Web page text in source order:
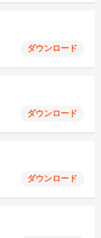
ダウンロード
ダウンロード
ダウンロード